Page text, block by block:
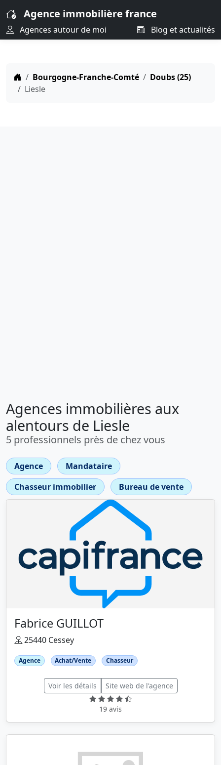
Agence immobilière france
Agences autour de moi Blog et actualités
Bourgogne-Franche-Comté
Doubs (25)
Liesle
Agences immobilières aux
alentours de Liesle
5 professionnels près de chez vous
Agence
Mandataire
Chasseur immobilier
Bureau de vente
Fabrice GUILLOT
25440 Cessey
Agence Achat/Vente Chasseur
Voir les détails Site web de l'agence
19 avis